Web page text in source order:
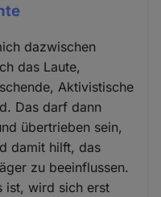
dazwischen
das Laute,
Aktivistische
Das darf dann
übertrieben sein,
damit hilft, das
zu beeinflussen.
ist, wird sich erst